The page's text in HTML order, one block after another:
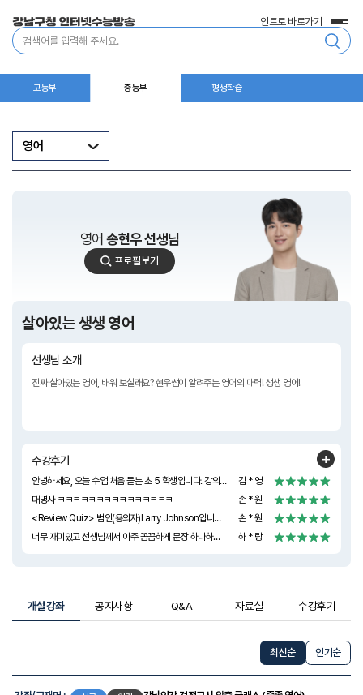
통
합
색
인트로 바로가기
전
체
메
고등부 중등부 평생학습
영어
영어 송현우 선생님
송
현
님
프로필보기
살아있는 생생 영어
선생님 소개
진짜 살아있는 영어, 배워 보실래요? 현우쌤이 알려주는 영어의 매력! 생생 영어!
수강후기
안녕하세요, 오늘 수업 처음 듣는 초 5 학생입니다. 강의를 귀에 쏙쏙 들어오게 설명을 너무 잘해주셔서 듣기가 정말 편했어요~ 저도 언제나 선생님 강의 들으면서 열심히 공부하겠습니다! 그리고 'UNIT 01 인문 1 - Reading 01 Review Quiz' 정답은 '주제= 소재+내용' 입니다! 그럼 안녕히 계세요!~
김 * 영
대명사 ㅋㅋㅋㅋㅋㅋㅋㅋㅋㅋㅋㅋㅋㅋㅋ
손 * 원
<Review Quiz> 범인(용의자)Larry Johnson입니다! 근데 그 비싼 빵집케이크를 굳이 돈주고 사서 모나리자 그림에 왜 던지는지 이해가 안되네요 ㅎㅎ
손 * 원
너무 재미있고 선생님께서 아주 꼼꼼하게 문장 하나하나 설명을 잘해주셔서 이해가 잘 됩니다!!!
하 * 랑
개설강좌 공지사항 Q&A 자료실 수강후기
최신순 인기순